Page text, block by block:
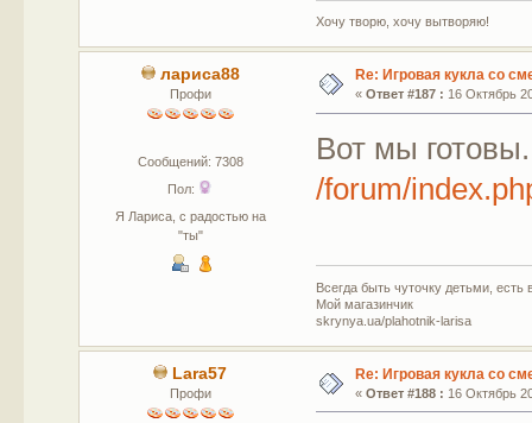
Хочу творю, хочу вытворяю!
лариса88
Профи
Сообщений: 7308
Пол:
Я Лариса, с радостью на
"ты"
Re: Игровая кукла со
« Ответ #187 : 16 Октябрь
Вот мы
/forum/
Всегда быть чуточку детьми,
Мой магазинчик
skrynya.ua/plahotnik-larisa
Lara57
Профи
Re: Игровая кукла со
« Ответ #188 : 16 Октябрь